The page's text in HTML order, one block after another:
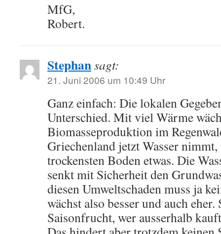
MfG,
Robert.
Stephansagt:
21. Juni 2006 um 10:49 Uhr
Ganz einfach: Die lokalen
Unterschied. Mit viel Wärme
Biomasseproduktion im
Griechenland jetzt Wasser
trockensten Boden etwas. Die
senkt mit Sicherheit den
diesen Umweltschaden muss ja
wächst also besser und auch eher.
Saisonfrucht, wer ausserhalb